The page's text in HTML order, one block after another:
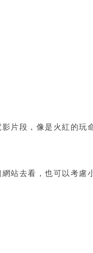
片段，像是火紅的玩
網站去看，也可以考慮